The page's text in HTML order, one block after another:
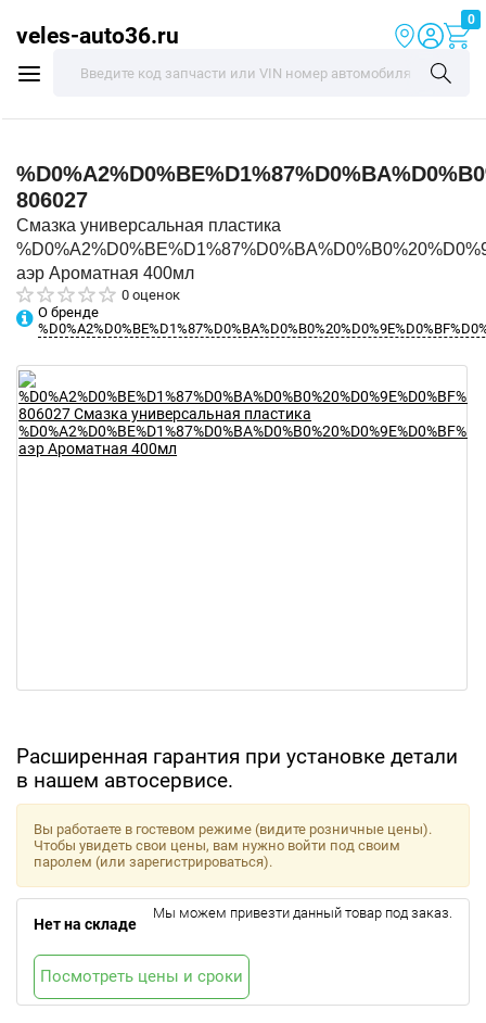
veles-auto36.ru
0
806027
Смазка универсальная пластика
аэр Ароматная 400мл
0 оценок
О бренде
Расширенная гарантия при установке детали
в нашем автосервисе.
Вы работаете в гостевом режиме (видите розничные цены).
Чтобы увидеть свои цены, вам нужно войти под своим
паролем (или зарегистрироваться).
Нет на складе
Мы можем привезти данный товар под заказ.
Посмотреть цены и сроки